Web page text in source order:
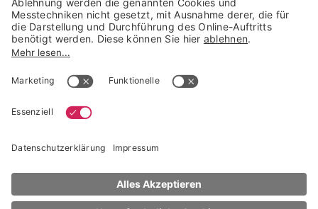
Trusted Shops Mitglied seit 2010
* unverbindliche Preisempfehlung der Verbundgruppe beauty alliance
NACH OBEN